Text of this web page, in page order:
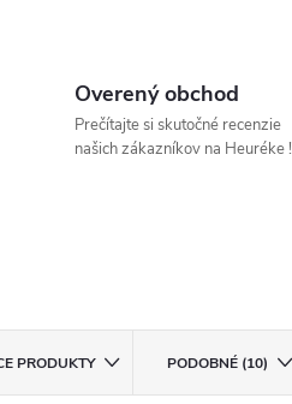
Overený obchod
Prečítajte si skutočné recenzie
našich zákazníkov na Heuréke !
PRODUKTY PODOBNÉ (10)